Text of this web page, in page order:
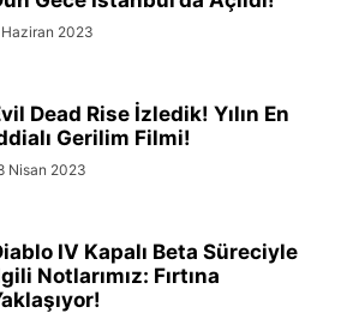
2023
Dead Rise İzledik! Yılın En
Gerilim Filmi!
Nisan 2023
IV Kapalı Beta Süreciyle
Notlarımız: Fırtına